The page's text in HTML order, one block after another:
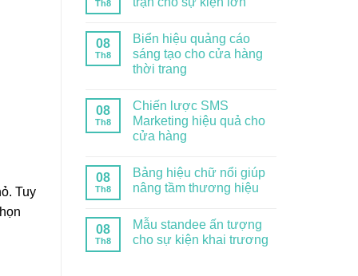
Tuy
Th8
08
Th8
Biển hiệu quảng cáo
sáng tạo cho cửa hàng
thời trang
08
Th8
Chiến lược SMS
Marketing hiệu quả cho
cửa hàng
08
Th8
Bảng hiệu chữ nổi giúp
nâng tầm thương hiệu
08
Th8
Mẫu standee ấn tượng
cho sự kiện khai trương